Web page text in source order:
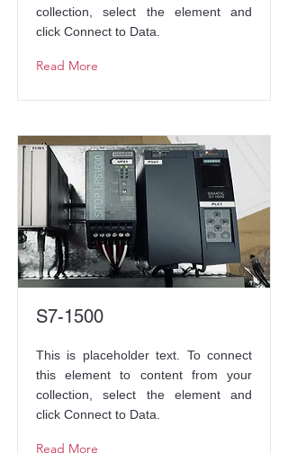
collection, select the element and
click Connect to Data.
Read More
S7-1500
This is placeholder text. To connect
this element to content from your
collection, select the element and
click Connect to Data.
Read More